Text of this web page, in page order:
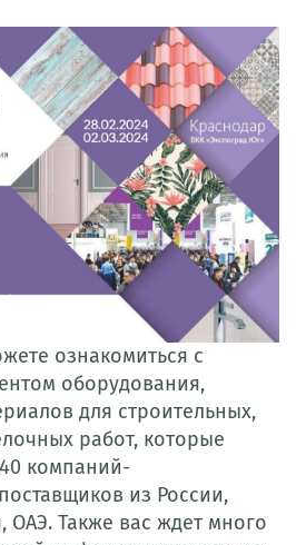
ознакомиться с
оборудования,
для строительных,
работ, которые
компаний-
из России,
ОАЭ. Также вас ждет много